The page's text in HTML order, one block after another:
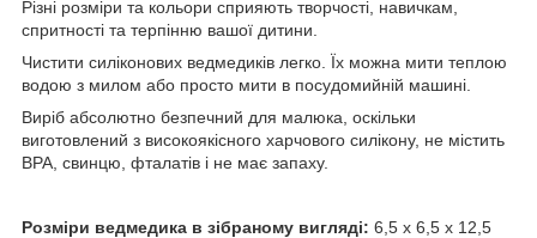
Різні розміри та кольори сприяють творчості, навичкам,
спритності та терпінню вашої дитини.
Чистити силіконових ведмедиків легко. Їх можна мити теплою
водою з милом або просто мити в посудомийній машині.
Виріб абсолютно безпечний для малюка, оскільки
виготовлений з високоякісного харчового силікону, не містить
BPA, свинцю, фталатів і не має запаху.
Розміри ведмедика в зібраному вигляді: 6,5 х 6,5 х 12,5